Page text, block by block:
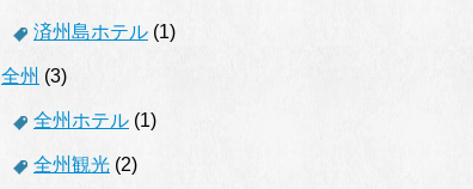
済州島ホテル (1)
全州 (3)
全州ホテル (1)
全州観光 (2)